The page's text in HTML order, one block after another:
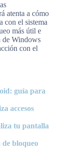
atenta a cómo
con el sistema
más útil e
de Windows
con el
guía para
accesos
tu pantalla
bloqueo